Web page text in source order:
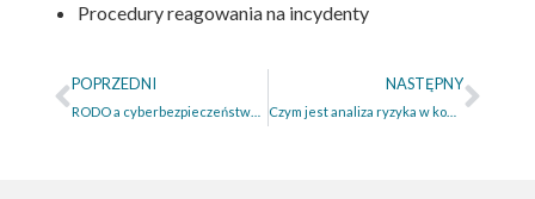
Procedury reagowania na incydenty
POPRZEDNI NASTĘPNY
Czym jest analiza ryzyka w kontekście NIS2? Praktyczny przewodnik krok po kroku